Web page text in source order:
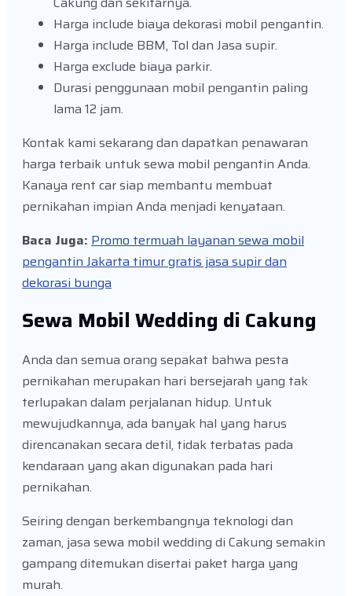
Harga include biaya dekorasi mobil pengantin.
Harga include BBM, Tol dan Jasa supir.
Harga exclude biaya parkir.
Durasi penggunaan mobil pengantin paling
lama 12 jam.
Kontak kami sekarang dan dapatkan penawaran
harga terbaik untuk sewa mobil pengantin Anda.
Kanaya rent car siap membantu membuat
pernikahan impian Anda menjadi kenyataan.
Baca Juga: Promo termuah layanan sewa mobil
pengantin Jakarta timur gratis jasa supir dan
dekorasi bunga
Sewa Mobil Wedding di Cakung
Anda dan semua orang sepakat bahwa pesta
pernikahan merupakan hari bersejarah yang tak
terlupakan dalam perjalanan hidup. Untuk
mewujudkannya, ada banyak hal yang harus
direncanakan secara detil, tidak terbatas pada
kendaraan yang akan digunakan pada hari
pernikahan.
Seiring dengan berkembangnya teknologi dan
zaman, jasa sewa mobil wedding di Cakung semakin
gampang ditemukan disertai paket harga yang
murah.